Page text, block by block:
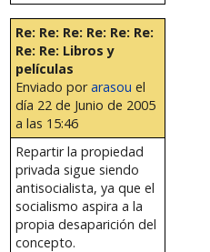
Re: Re: Re: Re: Re: Re:
Re: Re: Libros y
películas
Enviado porarasou el
día 22 de Junio de 2005
a las 15:46
Repartir la propiedad
privada sigue siendo
antisocialista, ya que el
socialismo aspira a la
propia desaparición del
concepto.